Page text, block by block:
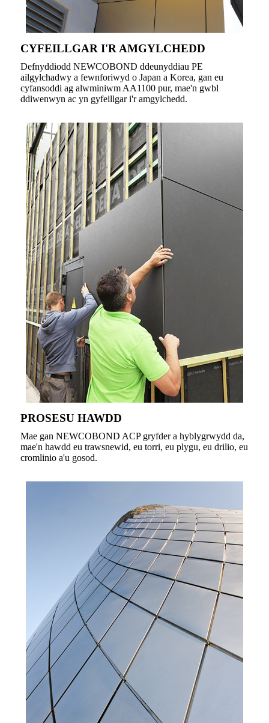
CYFEILLGAR I'R AMGYLCHEDD
Defnyddiodd NEWCOBOND ddeunyddiau PE
ailgylchadwy a fewnforiwyd o Japan a Korea, gan eu
cyfansoddi ag alwminiwm AA1100 pur, mae'n gwbl
ddiwenwyn ac yn gyfeillgar i'r amgylchedd.
PROSESU HAWDD
Mae gan NEWCOBOND ACP gryfder a hyblygrwydd da,
mae'n hawdd eu trawsnewid, eu torri, eu plygu, eu drilio, eu
cromlinio a'u gosod.